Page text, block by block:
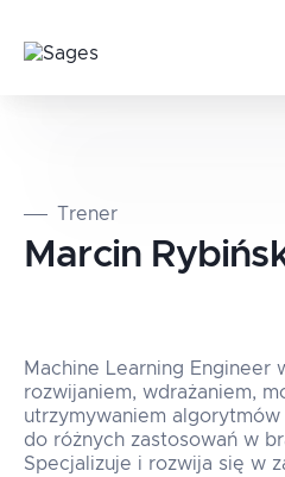
Trener
Marcin
Machine Learning Engineer
rozwijaniem, wdrażaniem,
utrzymywaniem
do różnych zastosowań w
Specjalizuje i rozwija się w